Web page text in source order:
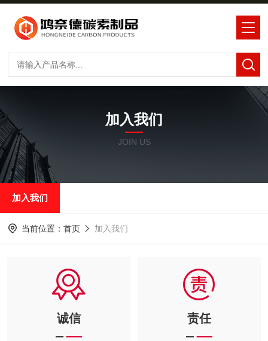
加入我们
JOIN US
加入我们
当前位置： 首页 加入我们
诚信 责任